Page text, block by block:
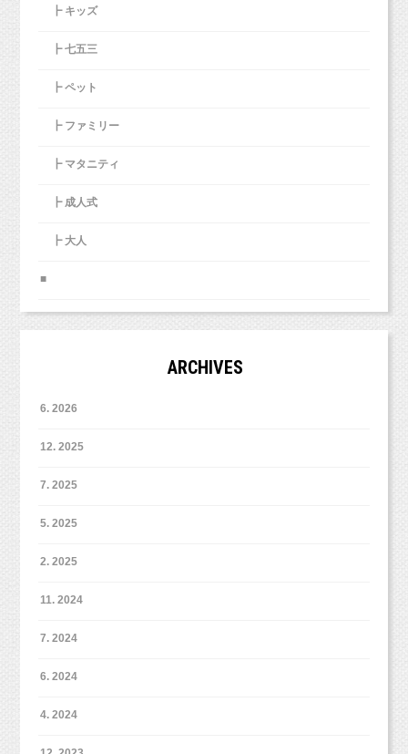
┣ キッズ
┣ 七五三
┣ ペット
┣ ファミリー
┣ マタニティ
┣ 成人式
┣ 大人
■
ARCHIVES
6. 2026
12. 2025
7. 2025
5. 2025
2. 2025
11. 2024
7. 2024
6. 2024
4. 2024